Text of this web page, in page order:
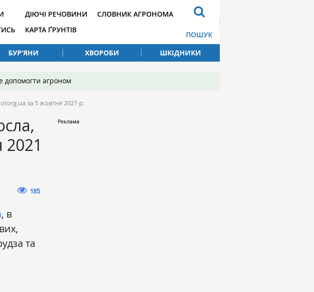
ДІЮЧІ РЕЧОВИНИ
КАРТА ҐРУНТІВ
СЛОВНИК АГРОНОМА
ПОШУК
БУР’ЯНИ ХВОРОБИ ШКІДНИКИ
допомогти агроном
за 5 жовтня 2021 р.
185
, в
та